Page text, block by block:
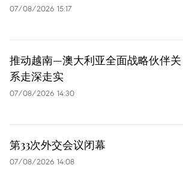
07/08/2026 15:17
推动越南—澳大利亚全面战略伙伴关
系走深走实
07/08/2026 14:30
第33次外交会议闭幕
07/08/2026 14:08